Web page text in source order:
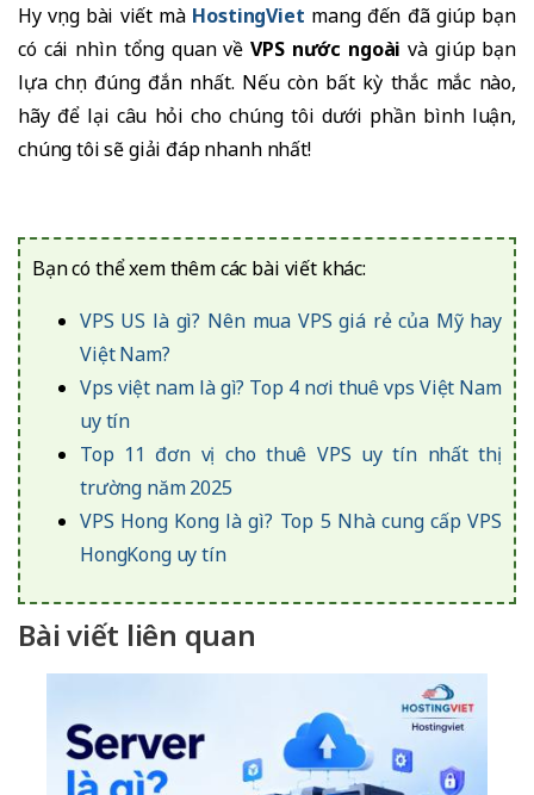
Hy vọng bài viết mà HostingViet mang đến đã giúp bạn
có cái nhìn tổng quan vềVPS nước ngoài và giúp bạn
lựa chọn đúng đắn nhất. Nếu còn bất kỳ thắc mắc nào,
hãy để lại câu hỏi cho chúng tôi dưới phần bình luận,
chúng tôi sẽ giải đáp nhanh nhất!
Bạn có thể xem thêm các bài viết khác:
VPS US là gì? Nên mua VPS giá rẻ của Mỹ hay
Việt Nam?
Vps việt nam là gì? Top 4 nơi thuê vps Việt Nam
uy tín
Top 11 đơn vị cho thuê VPS uy tín nhất thị
trường năm 2025
VPS Hong Kong là gì? Top 5 Nhà cung cấp VPS
HongKong uy tín
Bài viết liên quan